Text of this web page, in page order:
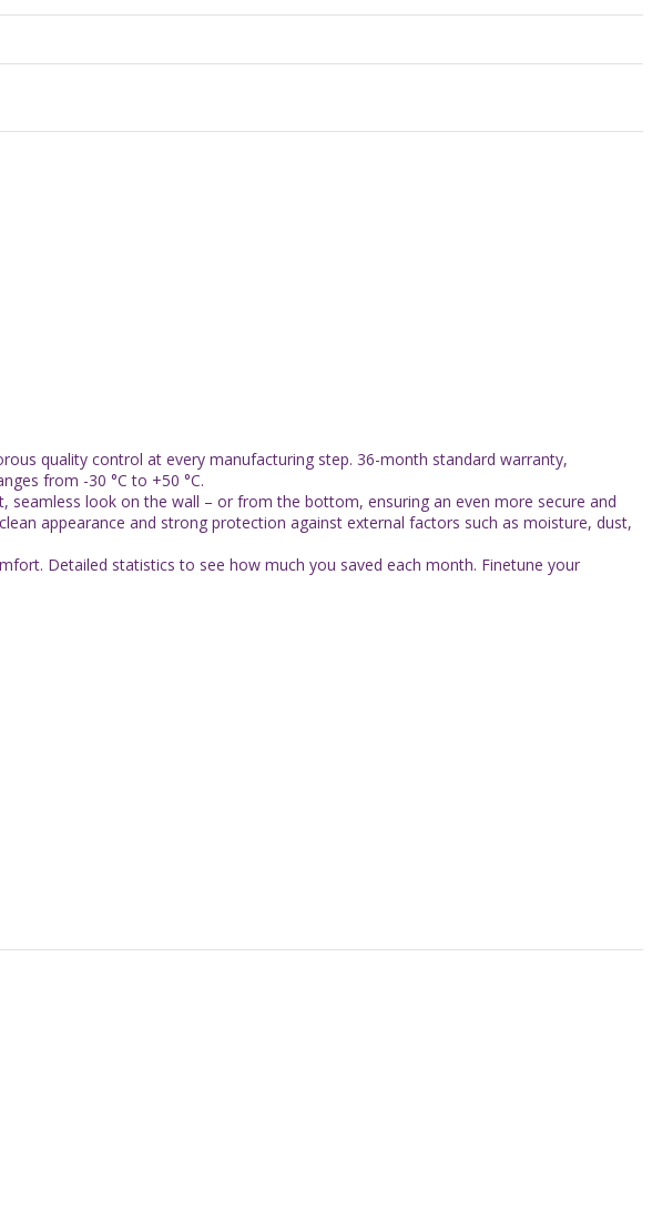
quality control at every manufacturing step. 36-month standard warranty,
from -30 °C to +50 °C.
seamless look on the wall – or from the bottom, ensuring an even more secure and
appearance and strong protection against external factors such as moisture, dust,
Detailed statistics to see how much you saved each month. Finetune your